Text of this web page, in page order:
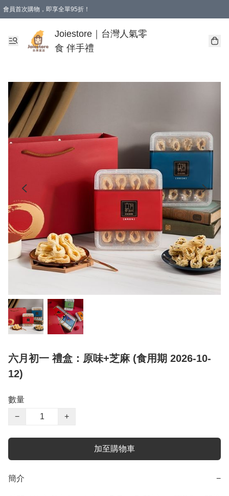
會員首次購物，即享全單95折！
購物滿 HKD 350.00即享免運費優惠！（適用於 本地送貨、本地取貨 )
Joiestore｜台灣人氣零
食 伴手禮
六月初一 禮盒：原味+芝麻 (食用期 2026-10-
12)
數量
−
+
加至購物車
簡介 −